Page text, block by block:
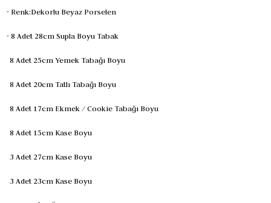
- Renk:Dekorlu Beyaz Porselen
-8 Adet 28cm Supla Boyu Tabak
8 Adet 25cm Yemek Tabağı Boyu
8 Adet 20cm Tatlı Tabağı Boyu
8 Adet 17cm Ekmek / Cookie Tabağı Boyu
8 Adet 15cm Kase Boyu
3 Adet 27cm Kase Boyu
3 Adet 23cm Kase Boyu